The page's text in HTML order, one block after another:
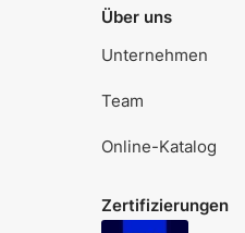
Über uns
Unternehmen
Team
Online-Katalog
Zertifizierungen